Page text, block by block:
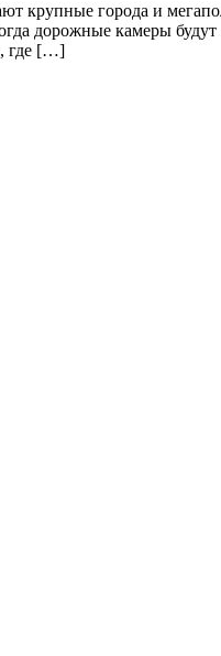
крупные города и
дорожные камеры будут
где […]